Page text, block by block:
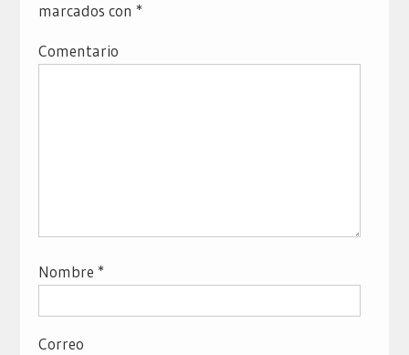
marcados con *
Comentario
Nombre *
Correo